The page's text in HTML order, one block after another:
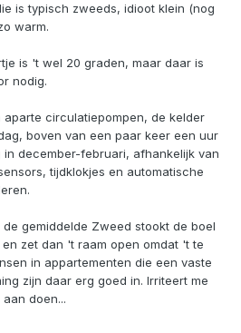
is typisch zweeds, idioot klein (nog
warm.
is 't wel 20 graden, maar daar is
nodig.
circulatiepompen, de kelder
boven van een paar keer een uur
december-februari, afhankelijk van
tijdklokjes en automatische
gemiddelde Zweed stookt de boel
zet dan 't raam open omdat 't te
in appartementen die een vaste
zijn daar erg goed in. Irriteert me
doen...